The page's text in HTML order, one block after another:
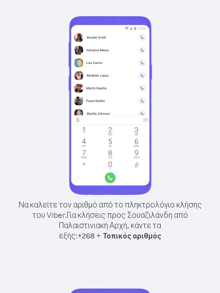
Να καλείτε τον αριθμό από το πληκτρολόγιο κλήσης
του Viber.Για κλήσεις προς Σουαζιλάνδη από
Παλαιστινιακή Αρχή, κάντε τα
εξής:+268 + Τοπικός αριθμός